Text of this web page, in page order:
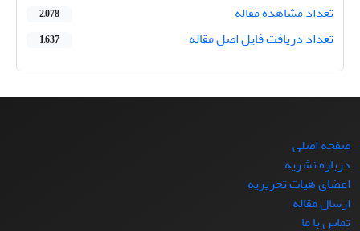
تعداد مشاهده مقاله
2,078
تعداد دریافت فایل اصل مقاله 1,637
صفحه اصلی
درباره نشریه
اعضای هیات تحریریه
ارسال مقاله
تماس با ما